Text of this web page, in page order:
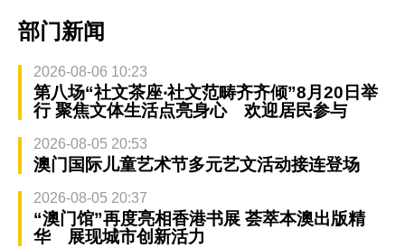
部门新闻
2026-08-06 10:23
第八场“社文茶座‧社文范畴齐齐倾”8月20日举
行 聚焦文体生活点亮身心 欢迎居民参与
2026-08-05 20:53
澳门国际儿童艺术节多元艺文活动接连登场
2026-08-05 20:37
“澳门馆”再度亮相香港书展 荟萃本澳出版精
华 展现城市创新活力